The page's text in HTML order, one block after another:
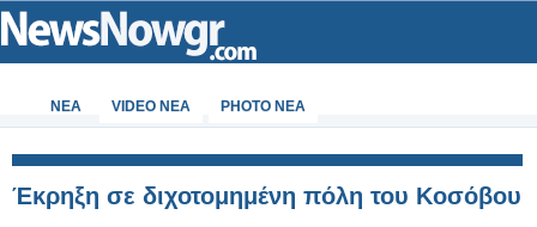
ΝΕΑ VIDEO NEA PHOTO NEA
Έκρηξη σε διχοτομημένη πόλη του Κοσόβου